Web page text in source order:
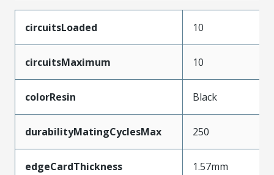
circuitsLoaded 10
circuitsMaximum 10
colorResin Black
durabilityMatingCyclesMax 250
edgeCardThickness 1.57mm